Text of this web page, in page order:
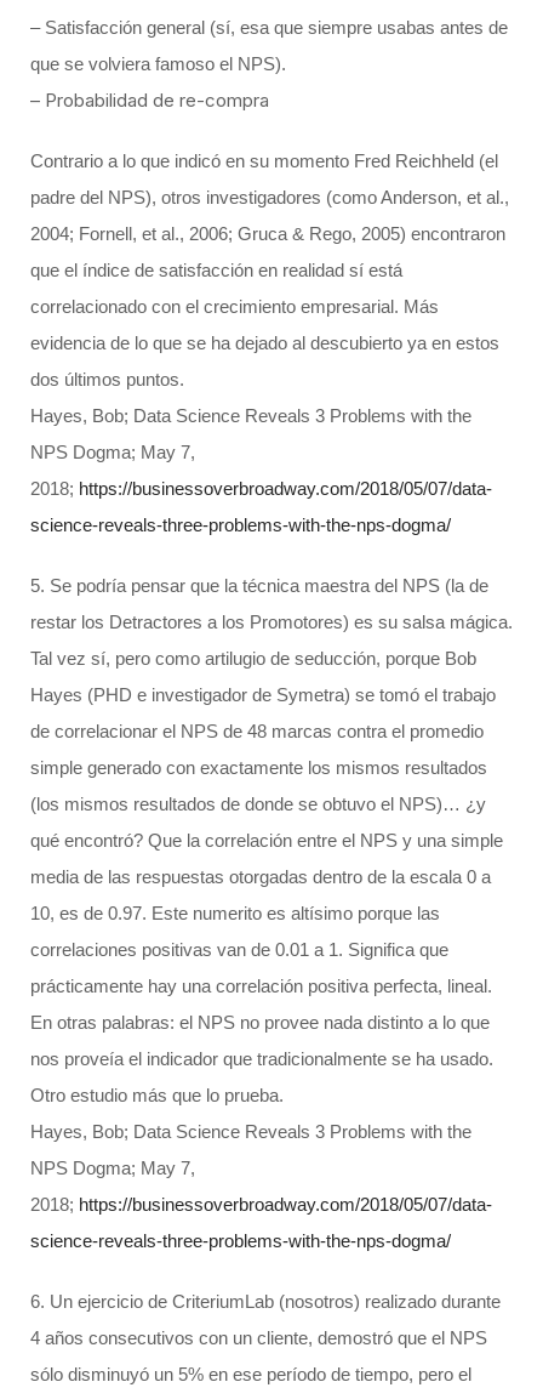
– Satisfacción general (sí, esa que siempre usabas antes de
que se volviera famoso el NPS).
– Probabilidad de re-compra
Contrario a lo que indicó en su momento Fred Reichheld (el
padre del NPS), otros investigadores (como Anderson, et al.,
2004; Fornell, et al., 2006; Gruca & Rego, 2005) encontraron
que el índice de satisfacción en realidad sí está
correlacionado con el crecimiento empresarial. Más
evidencia de lo que se ha dejado al descubierto ya en estos
dos últimos puntos.
Hayes, Bob; Data Science Reveals 3 Problems with the
NPS Dogma; May 7,
2018; https://businessoverbroadway.com/2018/05/07/data-
science-reveals-three-problems-with-the-nps-dogma/
5. Se podría pensar que la técnica maestra del NPS (la de
restar los Detractores a los Promotores) es su salsa mágica.
Tal vez sí, pero como artilugio de seducción, porque Bob
Hayes (PHD e investigador de Symetra) se tomó el trabajo
de correlacionar el NPS de 48 marcas contra el promedio
simple generado con exactamente los mismos resultados
(los mismos resultados de donde se obtuvo el NPS)… ¿y
qué encontró? Que la correlación entre el NPS y una simple
media de las respuestas otorgadas dentro de la escala 0 a
10, es de 0.97. Este numerito es altísimo porque las
correlaciones positivas van de 0.01 a 1. Significa que
prácticamente hay una correlación positiva perfecta, lineal.
En otras palabras: el NPS no provee nada distinto a lo que
nos proveía el indicador que tradicionalmente se ha usado.
Otro estudio más que lo prueba.
Hayes, Bob; Data Science Reveals 3 Problems with the
NPS Dogma; May 7,
2018; https://businessoverbroadway.com/2018/05/07/data-
science-reveals-three-problems-with-the-nps-dogma/
6. Un ejercicio de CriteriumLab (nosotros) realizado durante
4 años consecutivos con un cliente, demostró que el NPS
sólo disminuyó un 5% en ese período de tiempo, pero el